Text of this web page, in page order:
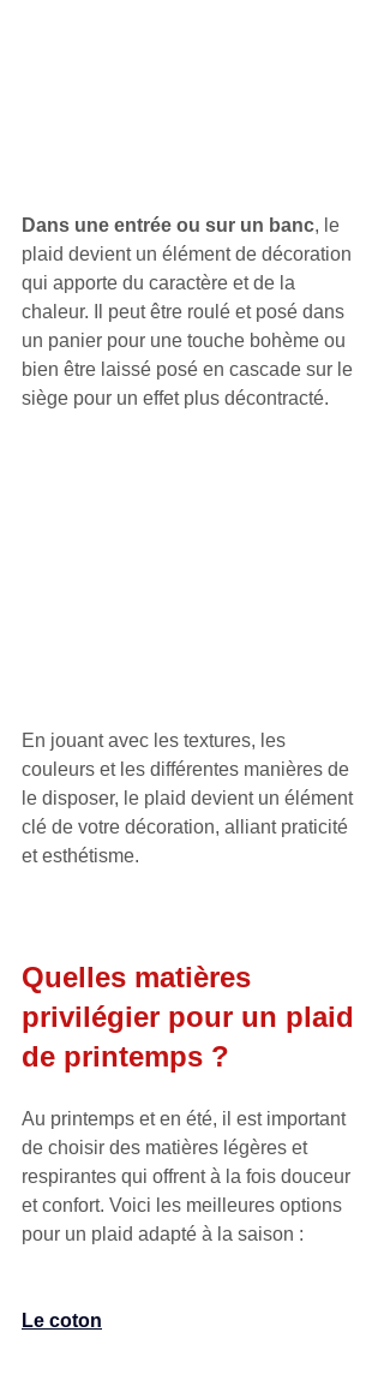
Dans une entrée ou sur un banc, le
plaid devient un élément de décoration
qui apporte du caractère et de la
chaleur. Il peut être roulé et posé dans
un panier pour une touche bohème ou
bien être laissé posé en cascade sur le
siège pour un effet plus décontracté.
En jouant avec les textures, les
couleurs et les différentes manières de
le disposer, le plaid devient un élément
clé de votre décoration, alliant praticité
et esthétisme.
Quelles matières
privilégier pour un plaid
de printemps ?
Au printemps et en été, il est important
de choisir des matières légères et
respirantes qui offrent à la fois douceur
et confort. Voici les meilleures options
pour un plaid adapté à la saison :
Le coton